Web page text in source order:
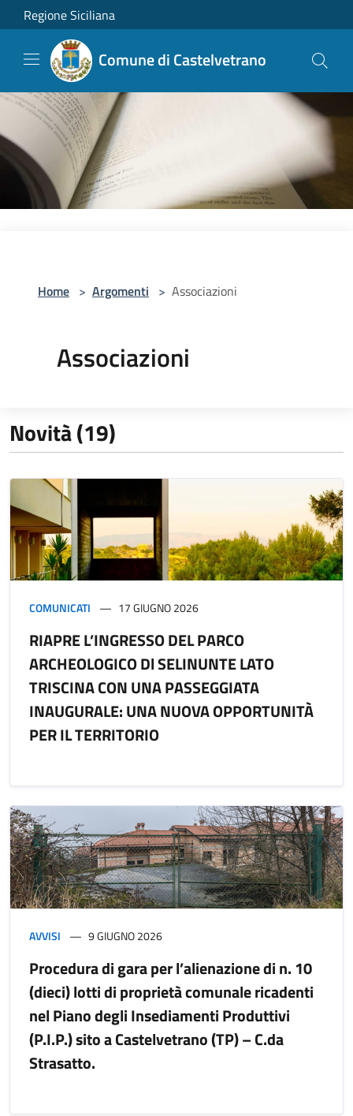
Salta al contenuto principale
Regione Siciliana
Comune di Castelvetrano
Home > Argomenti > Associazioni
Associazioni
Novità (19)
COMUNICATI 17 GIUGNO 2026
RIAPRE L’INGRESSO DEL PARCO
ARCHEOLOGICO Dl SELINUNTE LATO
TRISCINA CON UNA PASSEGGIATA
INAUGURALE: UNA NUOVA OPPORTUNITÀ
PER IL TERRITORIO
AVVISI 9 GIUGNO 2026
Procedura di gara per l’alienazione di n. 10
(dieci) lotti di proprietà comunale ricadenti
nel Piano degli Insediamenti Produttivi
(P.I.P.) sito a Castelvetrano (TP) – C.da
Strasatto.